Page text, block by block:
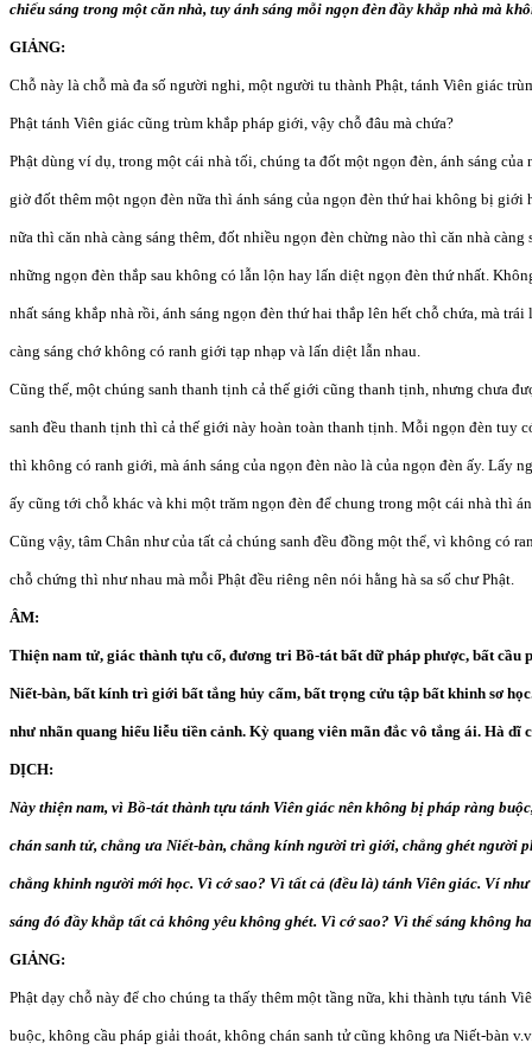
chiếu sáng trong một căn nhà, tuy ánh sáng mỗi ngọn đèn đầy khắp nhà mà
GIẢNG:
Chỗ này là chỗ mà đa số người nghi, một người tu thành Phật, tánh Viên giác
Phật tánh Viên giác cũng trùm khắp pháp giới, vậy chỗ đâu mà chứa?
Phật dùng ví dụ, trong một cái nhà tối, chúng ta đốt một ngọn đèn, ánh sáng của
giờ đốt thêm một ngọn đèn nữa thì ánh sáng của ngọn đèn thứ hai không bị giới
nữa thì căn nhà càng sáng thêm, đốt nhiều ngọn đèn chừng nào thì căn nhà càng
những ngọn đèn thắp sau không có lẫn lộn hay lấn diệt ngọn đèn thứ nhất.
nhất sáng khắp nhà rồi, ánh sáng ngọn đèn thứ hai thắp lên hết chỗ chứa, mà
càng sáng chớ không có ranh giới tạp nhạp và lấn diệt lẫn nhau.
Cũng thế, một chúng sanh thanh tịnh cả thế giới cũng thanh tịnh, nhưng chưa
sanh đều thanh tịnh thì cả thế giới này hoàn toàn thanh tịnh. Mỗi ngọn đèn tuy
thì không có ranh giới, mà ánh sáng của ngọn đèn nào là của ngọn đèn ấy. Lấy
ấy cũng tới chỗ khác và khi một trăm ngọn đèn để chung trong một cái nhà thì
Cũng vậy, tâm Chân như của tất cả chúng sanh đều đồng một thể, vì không có
chỗ chứng thì như nhau mà mỗi Phật đều riêng nên nói hằng hà sa số chư Phật.
ÂM:
Thiện nam tử, giác thành tựu cố, đương tri Bồ-tát bất dữ pháp phược, bất cầu
Niết-bàn, bất kính trì giới bất tắng hủy cấm, bất trọng cửu tập bất khinh sơ
như nhãn quang hiểu liễu tiền cảnh. Kỳ quang viên mãn đắc vô tắng ái. Hà dĩ
DỊCH:
Này thiện nam, vì Bồ-tát thành tựu tánh Viên giác nên không bị pháp ràng
chán sanh tử, chẳng ưa Niết-bàn, chẳng kính người trì giới, chẳng ghét người
chẳng khinh người mới học. Vì cớ sao? Vì tất cả (đều là) tánh Viên giác. Ví
sáng đó đầy khắp tất cả không yêu không ghét. Vì cớ sao? Vì thể sáng không
GIẢNG:
Phật dạy chỗ này để cho chúng ta thấy thêm một tầng nữa, khi thành tựu tánh
buộc, không cầu pháp giải thoát, không chán sanh tử cũng không ưa Niết-bàn